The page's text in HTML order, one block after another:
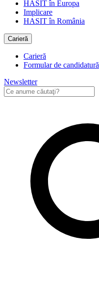
HASIT în Europa
Implicare
HASIT în România
Carieră
Carieră
Formular de candidatură
Newsletter